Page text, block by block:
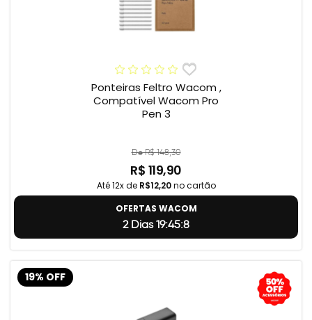
Ponteiras Feltro Wacom ,
Compatível Wacom Pro
Pen 3
De R$ 148,30
R$ 119,90
Até 12x de R$12,20no cartão
OFERTAS WACOM
2 Dias 19:45:7
19% OFF